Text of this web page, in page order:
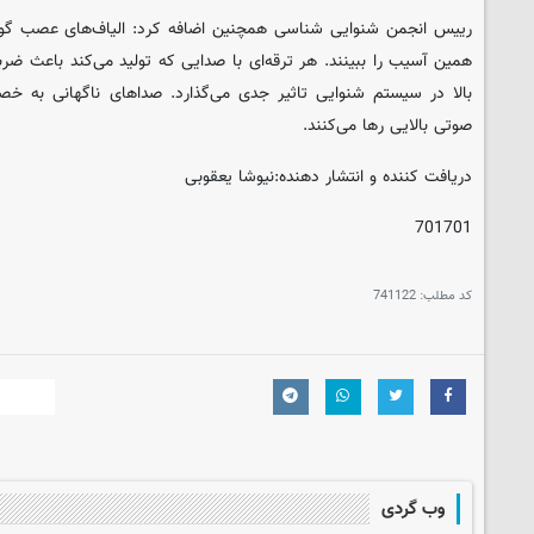
رییس انجمن شنوایی شناسی همچنین اضافه کرد: الیاف‌های عصب
همین آسیب را ببینند. هر ترقه‌ای با صدایی که تولید می‌کند
بالا در سیستم شنوایی تاثیر جدی می‌گذارد. صداهای ناگهانی
صوتی بالایی رها می‌کنند.
دریافت کننده و انتشار دهنده:نیوشا یعقوبی
701701
کد مطلب: 741122
وب گردی